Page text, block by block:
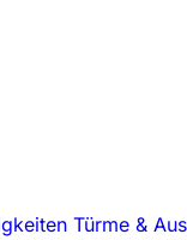
Türme &